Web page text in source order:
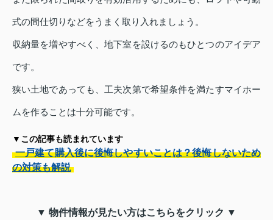
式の間仕切りなどをうまく取り入れましょう。
収納量を増やすべく、地下室を設けるのもひとつのアイデア
です。
狭い土地であっても、工夫次第で希望条件を満たすマイホー
ムを作ることは十分可能です。
▼この記事も読まれています
一戸建て購入後に後悔しやすいことは？後悔しないため
の対策も解説
▼ 物件情報が見たい方はこちらをクリック ▼